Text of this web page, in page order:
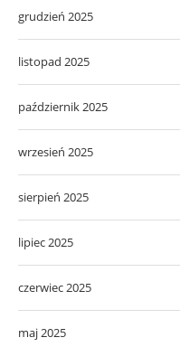
grudzień 2025
listopad 2025
październik 2025
wrzesień 2025
sierpień 2025
lipiec 2025
czerwiec 2025
maj 2025